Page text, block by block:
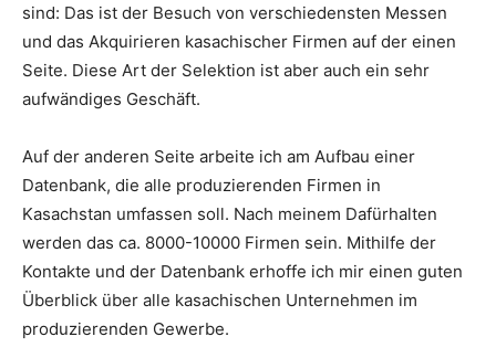
sind: Das ist der Besuch von verschiedensten Messen
und das Akquirieren kasachischer Firmen auf der einen
Seite. Diese Art der Selektion ist aber auch ein sehr
aufwändiges Geschäft.
Auf der anderen Seite arbeite ich am Aufbau einer
Datenbank, die alle produzierenden Firmen in
Kasachstan umfassen soll. Nach meinem Dafürhalten
werden das ca. 8000-10000 Firmen sein. Mithilfe der
Kontakte und der Datenbank erhoffe ich mir einen guten
Überblick über alle kasachischen Unternehmen im
produzierenden Gewerbe.